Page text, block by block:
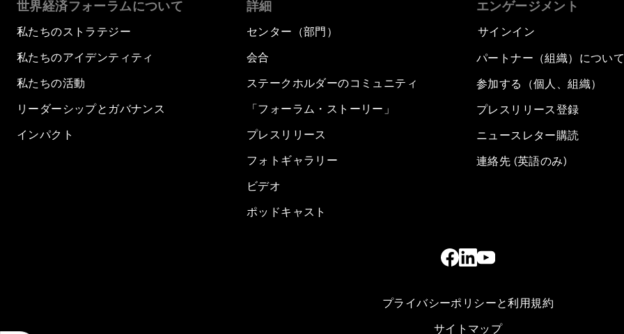
世界経済フォーラムについて
私たちのストラテジー
私たちのアイデンティティ
私たちの活動
リーダーシップとガバナンス
インパクト
詳細
センター（部門）
会合
ステークホルダーのコミュニティ
「フォーラム・ストーリー」
プレスリリース
フォトギャラリー
ビデオ
ポッドキャスト
エンゲージメント
サインイン
パートナー（組織）につい
参加する（個人、組織）
プレスリリース登録
ニュースレター購読
連絡先 (英語のみ)
プライバシーポリシーと利用規約
サイトマップ